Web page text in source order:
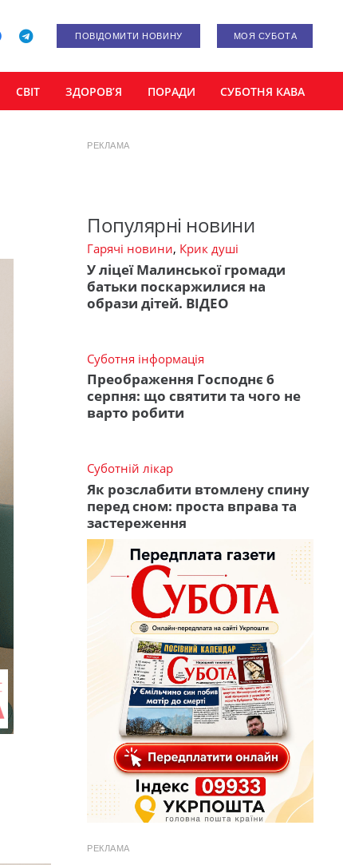
ПОВІДОМИТИ НОВИНУ МОЯ СУБОТА
СВІТ ЗДОРОВ’Я ПОРАДИ СУБОТНЯ КАВА
РЕКЛАМА
Популярні новини
Гарячі новини, Крик душі
У ліцеї Малинської громади
батьки поскаржилися на
образи дітей. ВІДЕО
Суботня інформація
Преображення Господнє 6
серпня: що святити та чого не
варто робити
Суботній лікар
Як розслабити втомлену спину
перед сном: проста вправа та
застереження
РЕКЛАМА